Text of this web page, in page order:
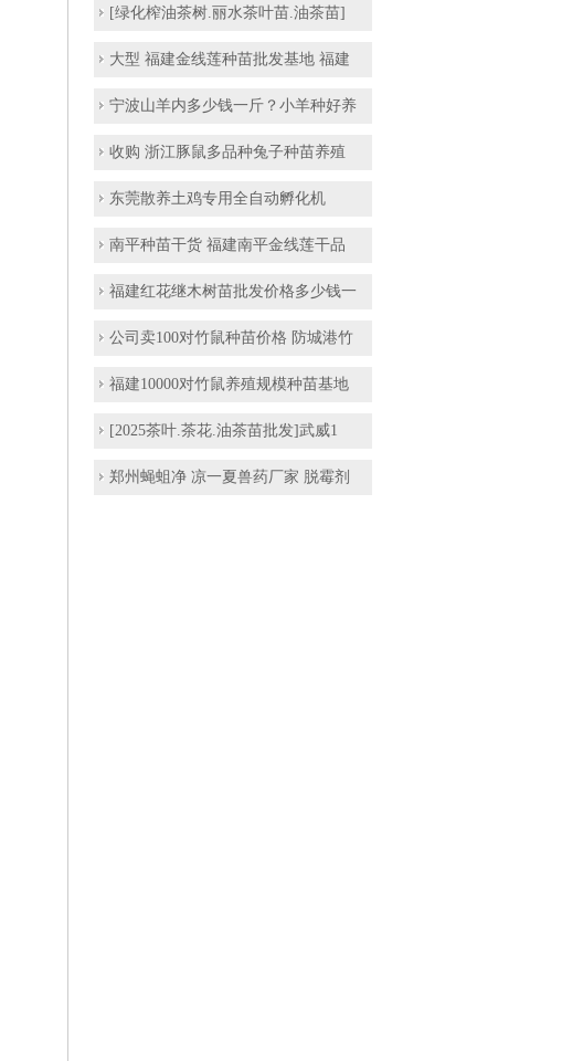
[绿化榨油茶树.丽水茶叶苗.油茶苗]
大型 福建金线莲种苗批发基地 福建
宁波山羊内多少钱一斤？小羊种好养
收购 浙江豚鼠多品种兔子种苗养殖
东莞散养土鸡专用全自动孵化机
南平种苗干货 福建南平金线莲干品
福建红花继木树苗批发价格多少钱一
公司卖100对竹鼠种苗价格 防城港竹
福建10000对竹鼠养殖规模种苗基地
[2025茶叶.茶花.油茶苗批发]武威1
郑州蝇蛆净 凉一夏兽药厂家 脱霉剂